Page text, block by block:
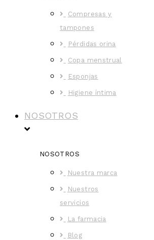
Compresas y
tampones
Pérdidas orina
Copa menstrual
Esponjas
Higiene íntima
NOSOTROS
NOSOTROS
Nuestra marca
Nuestros
servicios
La farmacia
Blog